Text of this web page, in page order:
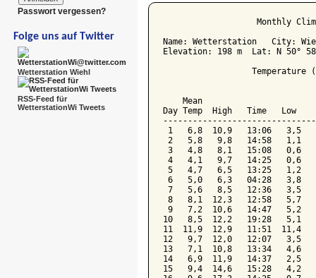
Passwort vergessen?
Folge uns auf Twitter
Wetterstation Wiehl
RSS-Feed für
WetterstationWi Tweets
Monthly
Name: Wetterstation   City:
Elevation: 198 m  Lat: N 50°
Temperature
Mean
Day Temp  High   Time   Low
1   6,8  10,9   13:06   3,5
2   5,8   9,8   14:58   1,1
3   4,8   8,1   15:08   0,6
4   4,1   9,7   14:25   0,6
5   4,7   6,5   13:25   1,2
6   5,0   6,3   04:28   3,8
7   5,6   8,5   12:36   3,5
8   8,1  12,3   12:58   5,7
9   7,2  10,6   14:47   5,2
10   8,5  12,2   19:28   5,1
11  11,9  12,9   11:51  11,4
12   9,7  12,0   12:07   3,5
13   7,1  10,8   13:34   4,6
14   6,9  11,9   14:37   2,5
15   9,4  14,6   15:28   4,2